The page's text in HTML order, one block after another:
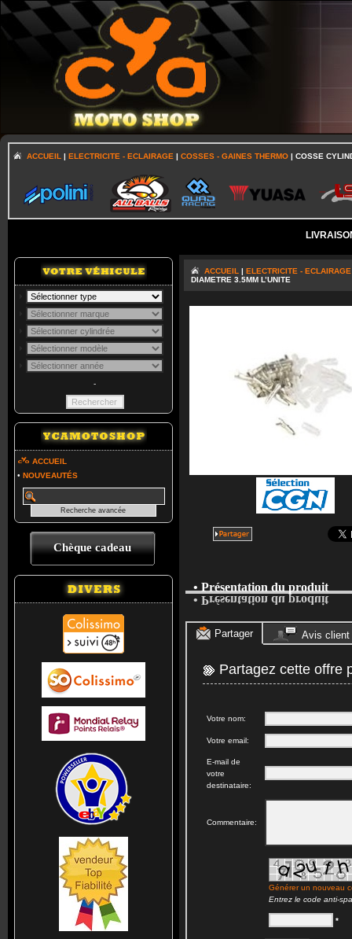
ACCUEIL | ELECTRICITE - ECLAIRAGE | COSSES - GAINES THERMO | COSSE
-
ACCUEIL
• NOUVEAUTÉS
Chèque cadeau
ACCUEIL | ELECTRICITE - ECLAIRAGE
DIAMETRE 3.5MM L’UNITE
• Présentation du produit
• Présentation du produit
Partager Avis client
Partagez cette offre
Votre nom:
Votre email:
E-mail de
votre
destinataire:
Commentaire:
Générer un nouveau
Entrez le code anti-
*